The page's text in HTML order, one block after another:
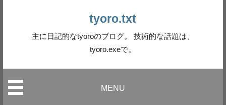
tyoro.txt
主に日記的なtyoroのブログ。 技術的な話題は、
tyoro.exeで。
MENU